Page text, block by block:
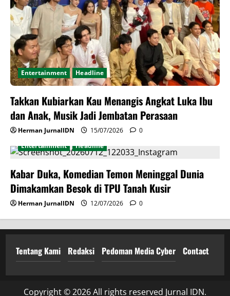
Entertainment Headline
Takkan Kubiarkan Kau Menangis Angkat Luka Ibu
dan Anak, Musik Jadi Jembatan Perasaan
Herman JurnalIDN 15/07/2026
0
Entertainment
Headline
Kabar Duka, Komedian Temon Meninggal Dunia
Dimakamkan Besok di TPU Tanah Kusir
Herman JurnalIDN 12/07/2026 0
Tentang Kami Redaksi Pedoman Media Cyber Contact
Copyright © 2026 All rights reserved Jurnal IDN.